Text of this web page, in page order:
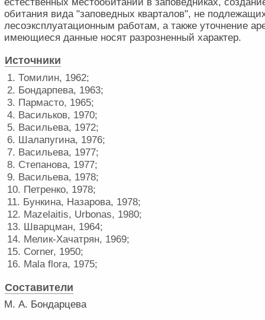
обитания вида "заповедных кварталов", не
лесоэксплуатационным работам, а также уточнение
имеющиеся данные носят разрозненный характер.
Источники
1. Томилин, 1962;
2. Бондарпева, 1963;
3. Пармасто, 1965;
4. Васильков, 1970;
5. Васильева, 1972;
6. Шалапугина, 1976;
7. Васильева, 1977;
8. Степанова, 1977;
9. Васильева, 1978;
10. Петренко, 1978;
11. Бункина, Назарова, 1978;
12. Mazelaitis, Urbonas, 1980;
13. Шварцман, 1964;
14. Мелик-Хачатрян, 1969;
15. Corner, 1950;
16. Mala flora, 1975;
Составители
М. А. Бондарцева